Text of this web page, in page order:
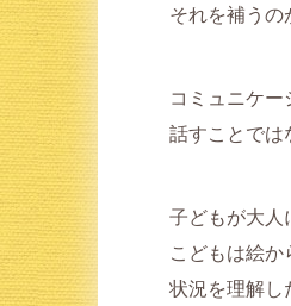
それを補うの
コミュニケー
話すことでは
子どもが大人
こどもは絵か
状況を理解し